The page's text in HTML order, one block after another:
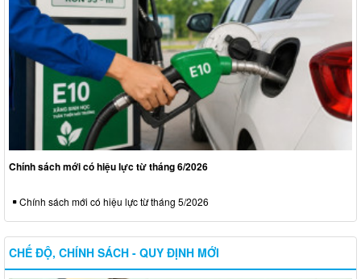
Chính sách mới có hiệu lực từ tháng 6/2026
Chính sách mới có hiệu lực từ tháng 5/2026
CHẾ ĐỘ, CHÍNH SÁCH - QUY ĐỊNH MỚI